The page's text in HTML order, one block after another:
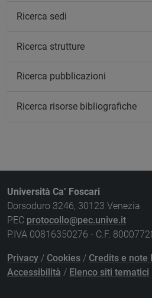
Ricerca sedi
Ricerca strutture
Ricerca pubblicazioni
Ricerca risorse bibliografiche
Università Ca’ Foscari
Dorsoduro 3246, 30123 Venezia
PEC protocollo@pec.unive.it
P.IVA 00816350276 - C.F.
Privacy / Cookies / Credits e note
Accessibilità / Elenco siti tematici